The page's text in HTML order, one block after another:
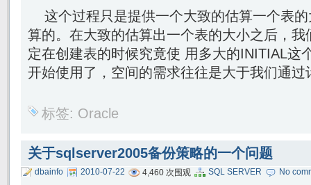
这个过程只是提供一个大致的估算一个表
算的。在大致的估算出一个表的大小之后，
定在创建表的时候究竟使 用多大的INITIAL这
开始使用了，空间的需求往往是大于我们通过
标签: Oracle
关于sqlserver2005备份策略的一个问题
dbainfo 2010-07-22 4,460 次围观 SQL SERVER No